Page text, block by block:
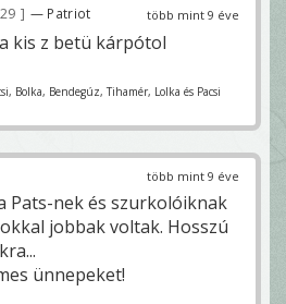
több mint 9 éve
— Patriot
kis z betü kárpótol
Bolka, Bendegúz, Tihamér, Lolka és Pacsi
több mint 9 éve
Pats-nek és szurkolóiknak
jobbak voltak. Hosszú
ünnepeket!